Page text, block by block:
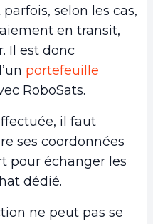
selon les cas,
en transit,
Il est donc
portefeuille
RoboSats.
il faut
ses coordonnées
pour échanger les
dédié.
ne peut pas se